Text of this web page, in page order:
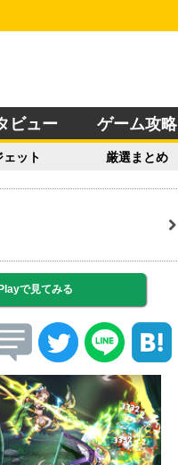
ビュー ゲーム攻略
ェット 厳選まとめ
で見てみる